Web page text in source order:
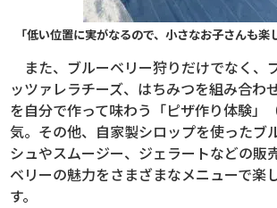
「低い位置に実がなるので、小さなお子さんも
また、ブルーベリー狩りだけでなく、
ッツァレラチーズ、はちみつを組み合わ
を自分で作って味わう「ピザ作り体験」
気。その他、自家製シロップを使ったブ
シュやスムージー、ジェラートなどの販
ベリーの魅力をさまざまなメニューで楽
す。